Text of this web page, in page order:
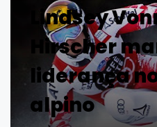
Lindsey
Hirscher
liderança
alpino